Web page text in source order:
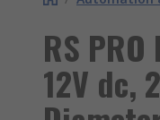
RS
12V dc,